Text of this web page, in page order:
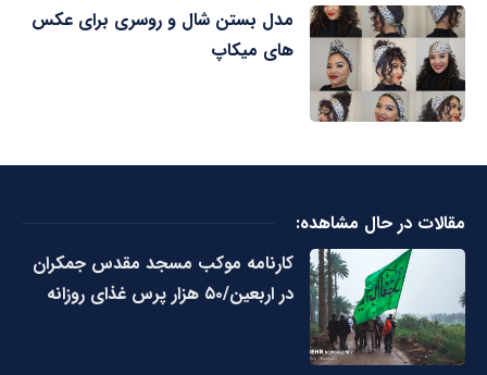
مدل بستن شال و روسری برای عکس
های میکاپ
مقالات در حال مشاهده:
کارنامه موکب مسجد مقدس جمکران
در اربعین/۵۰ هزار پرس غذای روزانه